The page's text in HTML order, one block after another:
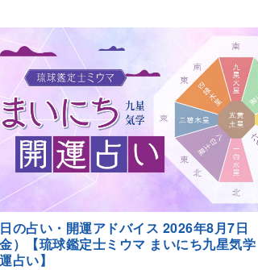
の占い・開運アドバイス 2026年8月7日
金）【琉球鑑定士ミウマ まいにち九星気学
占い】